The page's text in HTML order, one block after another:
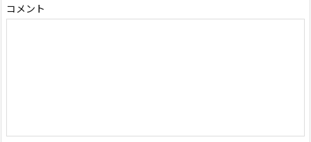
コメント